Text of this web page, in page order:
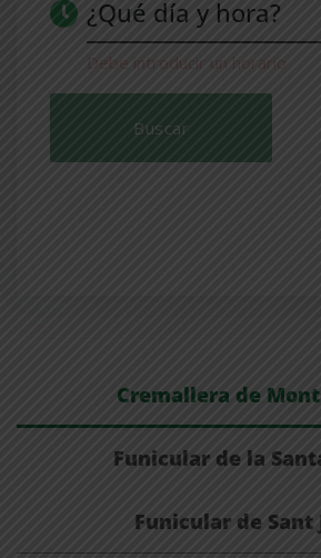
¿Qué día y hora?
Debe introducir un horario
Cremallera de
Funicular de la
Funicular de Sant